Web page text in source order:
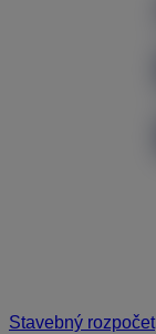
Stavebný rozpočet